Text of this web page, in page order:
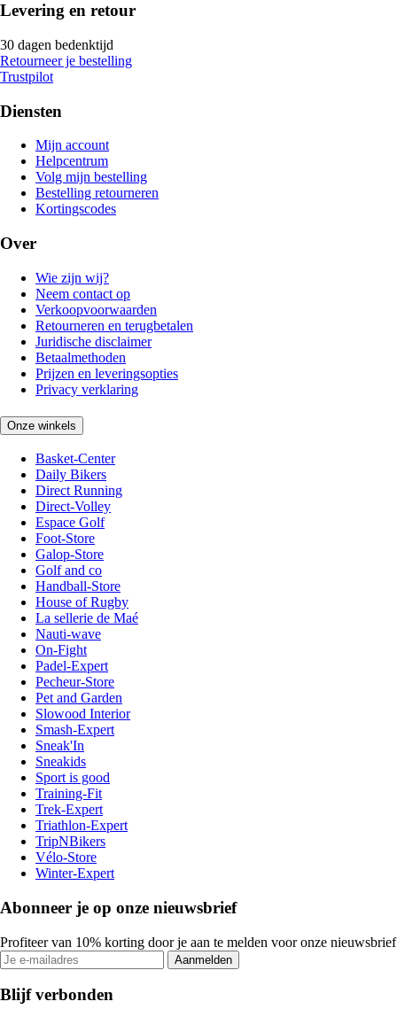
Levering en retour
30 dagen bedenktijd
Retourneer je bestelling
Trustpilot
Diensten
Mijn account
Helpcentrum
Volg mijn bestelling
Bestelling retourneren
Kortingscodes
Over
Wie zijn wij?
Neem contact op
Verkoopvoorwaarden
Retourneren en terugbetalen
Juridische disclaimer
Betaalmethoden
Prijzen en leveringsopties
Privacy verklaring
Onze winkels
Basket-Center
Daily Bikers
Direct Running
Direct-Volley
Espace Golf
Foot-Store
Galop-Store
Golf and co
Handball-Store
House of Rugby
La sellerie de Maé
Nauti-wave
On-Fight
Padel-Expert
Pecheur-Store
Pet and Garden
Slowood Interior
Smash-Expert
Sneak'In
Sneakids
Sport is good
Training-Fit
Trek-Expert
Triathlon-Expert
TripNBikers
Vélo-Store
Winter-Expert
Abonneer je op onze nieuwsbrief
Profiteer van 10% korting door je aan te melden voor onze nieuwsbrief
Aanmelden
Blijf verbonden